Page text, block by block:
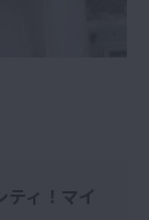
ティ！マイ